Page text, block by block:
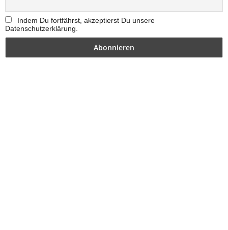
Indem Du fortfährst, akzeptierst Du unsere
Datenschutzerklärung.